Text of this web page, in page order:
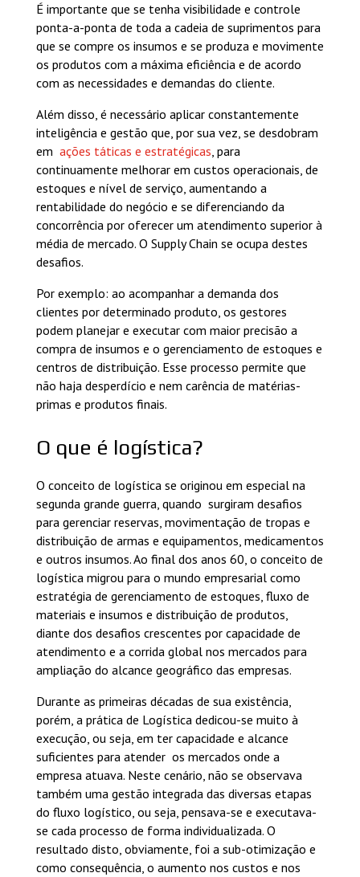
É importante que se tenha visibilidade e controle
ponta-a-ponta de toda a cadeia de suprimentos para
que se compre os insumos e se produza e movimente
os produtos com a máxima eficiência e de acordo
com as necessidades e demandas do cliente.
Além disso, é necessário aplicar constantemente
inteligência e gestão que, por sua vez, se desdobram
em ações táticas e estratégicas, para
continuamente melhorar em custos operacionais, de
estoques e nível de serviço, aumentando a
rentabilidade do negócio e se diferenciando da
concorrência por oferecer um atendimento superior à
média de mercado. O Supply Chain se ocupa destes
desafios.
Por exemplo: ao acompanhar a demanda dos
clientes por determinado produto, os gestores
podem planejar e executar com maior precisão a
compra de insumos e o gerenciamento de estoques e
centros de distribuição. Esse processo permite que
não haja desperdício e nem carência de matérias-
primas e produtos finais.
O que é logística?
O conceito de logística se originou em especial na
segunda grande guerra, quando surgiram desafios
para gerenciar reservas, movimentação de tropas e
distribuição de armas e equipamentos, medicamentos
e outros insumos. Ao final dos anos 60, o conceito de
logística migrou para o mundo empresarial como
estratégia de gerenciamento de estoques, fluxo de
materiais e insumos e distribuição de produtos,
diante dos desafios crescentes por capacidade de
atendimento e a corrida global nos mercados para
ampliação do alcance geográfico das empresas.
Durante as primeiras décadas de sua existência,
porém, a prática de Logística dedicou-se muito à
execução, ou seja, em ter capacidade e alcance
suficientes para atender os mercados onde a
empresa atuava. Neste cenário, não se observava
também uma gestão integrada das diversas etapas
do fluxo logístico, ou seja, pensava-se e executava-
se cada processo de forma individualizada. O
resultado disto, obviamente, foi a sub-otimização e
como consequência, o aumento nos custos e nos